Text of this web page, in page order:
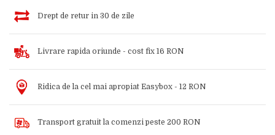
Drept de retur in 30 de zile
Livrare rapida oriunde - cost fix 16 RON
Ridica de la cel mai apropiat Easybox - 12 RON
Transport gratuit la comenzi peste 200 RON